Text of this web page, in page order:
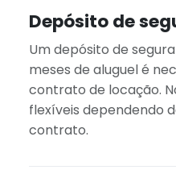
Depósito de
Um depósito de
meses de aluguel é
contrato de locação.
flexíveis dependendo
contrato.